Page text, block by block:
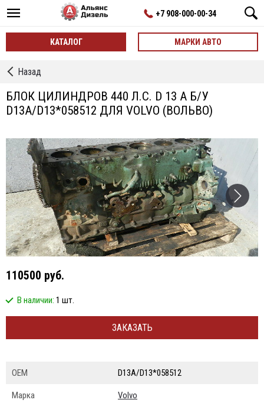
+7 908-000-00-34
КАТАЛОГ МАРКИ АВТО
←
Цилиндров
Двигателя
Назад
БЛОК ЦИЛИНДРОВ 440 Л.С. D 13 A Б/У
D13A/D13*058512 ДЛЯ VOLVO (ВОЛЬВО)
110500 руб.
В наличии: 1 шт.
ЗАКАЗАТЬ
ОЕМ D13A/D13*058512
Марка Volvo